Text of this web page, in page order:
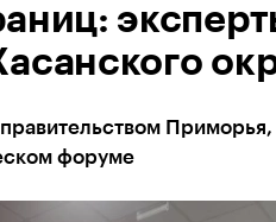
Приморья,
форуме